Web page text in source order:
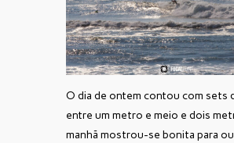
O dia de ontem contou com sets
entre um metro e meio e dois
manhã mostrou-se bonita para